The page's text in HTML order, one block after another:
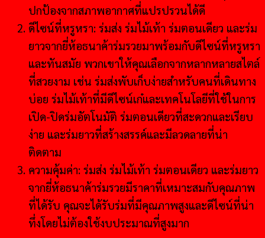
ปกป้องจากสภาพอากาศที่แปรปรวนได้ดี
ดีไซน์ที่หรูหรา: ร่มส่ง ร่มไม้เท้า ร่มตอนเดียว และร่ม
ยาวจากยี่ห้อธนาค้าร่มรวยมาพร้อมกับดีไซน์ที่หรูหรา
และทันสมัย พวกเขาให้คุณเลือกจากหลากหลายสไตล์
ที่สวยงาม เช่น ร่มส่งพับเก็บง่ายสำหรับคนที่เดินทาง
บ่อย ร่มไม้เท้าที่มีดีไซน์เก๋และเทคโนโลยีที่ใช้ในการ
เปิด-ปิดร่มอัตโนมัติ ร่มตอนเดียวที่สะดวกและเรียบ
ง่าย และร่มยาวที่สร้างสรรค์และมีลวดลายที่น่า
ติดตาม
ความคุ้มค่า: ร่มส่ง ร่มไม้เท้า ร่มตอนเดียว และร่มยาว
จากยี่ห้อธนาค้าร่มรวยมีราคาที่เหมาะสมกับคุณภาพ
ที่ได้รับ คุณจะได้รับร่มที่มีคุณภาพสูงและดีไซน์ที่น่า
ทึ่งโดยไม่ต้องใช้งบประมาณที่สูงมาก